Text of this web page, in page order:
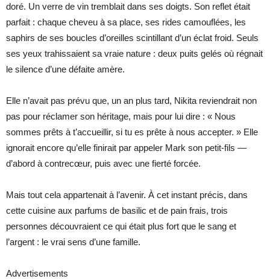
doré. Un verre de vin tremblait dans ses doigts. Son reflet était
parfait : chaque cheveu à sa place, ses rides camouflées, les
saphirs de ses boucles d’oreilles scintillant d’un éclat froid. Seuls
ses yeux trahissaient sa vraie nature : deux puits gelés où régnait
le silence d’une défaite amère.
Elle n’avait pas prévu que, un an plus tard, Nikita reviendrait non
pas pour réclamer son héritage, mais pour lui dire : « Nous
sommes prêts à t’accueillir, si tu es prête à nous accepter. » Elle
ignorait encore qu’elle finirait par appeler Mark son petit-fils —
d’abord à contrecœur, puis avec une fierté forcée.
Mais tout cela appartenait à l’avenir. À cet instant précis, dans
cette cuisine aux parfums de basilic et de pain frais, trois
personnes découvraient ce qui était plus fort que le sang et
l’argent : le vrai sens d’une famille.
Advertisements